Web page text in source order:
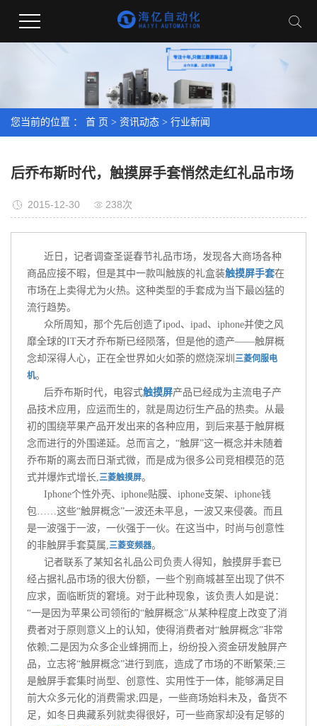
您当前的位置 ： 首 页 > 资讯动态 > 行业新闻
后乔布斯时代，触摸屏手套悄然走红礼品市场
2015-12-30 238次
近日，记者调查圣诞春节礼品市场，发现各大商场各种
商品应接不暇，但是其中一款叫触族的礼盒装触摸屏手套在
市场在上卖得尤为火热。这种类型的手套成为当下最凶猛的
流行趋势。
众所周知，那个先后创造了ipod、ipad、iphone并使之风
靡全球的IT天才乔布斯已经陨落，但是他的遗产——触屏概
念却深得人心，正在全世界如火如荼的燃烧深圳 三菱伺服电
机。
后乔布斯时代，电容式触摸屏产品已经成为主流电子产
品技术应用，应运而生的，就是周边衍生产品的热卖。从最
初的围绕苹果产品开发出来的各种应用，到后来基于触屏概
念而进行的外围递延。总而言之，“触屏”这一概念并未随着
乔布斯的离去而日渐式微，而是成为很多公司竞相模范的范
式并爆炸式增长,三菱触摸屏。
Iphone个性外壳、iphone贴膜、iphone支架、iphone钱
包……这些“触屏概念”一波还未平息，一波又来侵袭。而且
是一波强于一波，一伙强于一伙。在这当中，时尚与创意性
的非触屏手套莫属,三菱变频器。
记者联系了某知名礼品公司负责人得知，触摸屏手套已
经占据礼品市场的很大份额，一些个别商城甚至出现了供不
应求，面临断货的窘境。对于此种现象，该负责人如是说：
“一是因为苹果公司领衔的“触屏概念”从某种程度上改变了消
费者对于原则意义上的认知，使得消费者对“触屏概念”非常
依赖;二是因为众多企业蜂拥而上，纷纷投入资金研发触屏产
品，立志将“触屏概念”进行到底，造成了市场的不断繁荣;三
是触屏手套集时尚型、创意性、实用性于一体，能够满足目
前大众多元化的消费需求;四是，一些商场始料未及，备货不
足，如冬日典藏系列就卖得很好，可一些商家却没有足够的